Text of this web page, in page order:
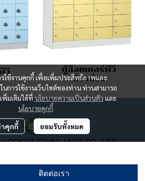
วี
ตู้ล็อคเกอร์พีวี
ซี44ช่อง
ติดต่อเรา
ใช้งานคุกกี้ เพื่อเพิ่มประสิทธิภาพและ
การใช้งานเว็บไซต์ของท่าน ท่านสามารถ
พิ่มเติมได้ที่นโยบายความเป็นส่วนตัวและ
นโยบายคุกกี้
คุกกี้ ยอมรับทั้งหมด
(THAILAND) CO., LTD.
26 Chongnonsri, Yananwa,
mail : info@thailandlocker.com